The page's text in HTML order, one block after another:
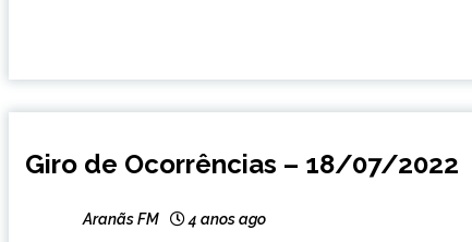
NOTÍCIAS
Giro de Ocorrências – 18/07/2022
Aranãs FM 4 anos ago